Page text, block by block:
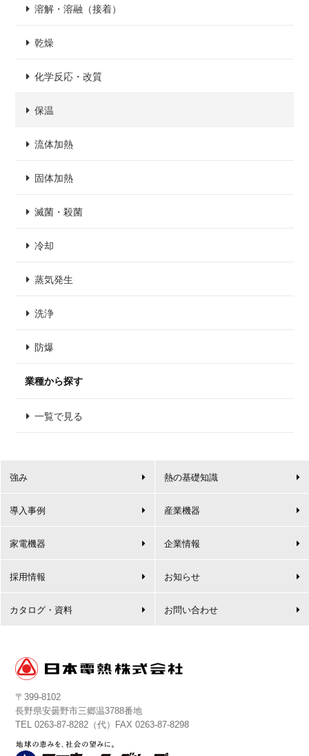
溶解・溶融（接着）
乾燥
化学反応・改質
保温
流体加熱
固体加熱
滅菌・殺菌
冷却
蒸気発生
洗浄
防爆
業種から探す
一覧で見る
強み 熱の基礎知識
導入事例 産業機器
家電機器 企業情報
採用情報 お知らせ
カタログ・資料 お問い合わせ
〒399-8102
長野県安曇野市三郷温3788番地
TEL0263-87-8282 （代）FAX 0263-87-8298